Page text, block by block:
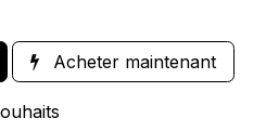
Acheter maintenant